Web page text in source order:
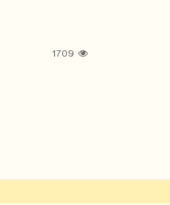
1709